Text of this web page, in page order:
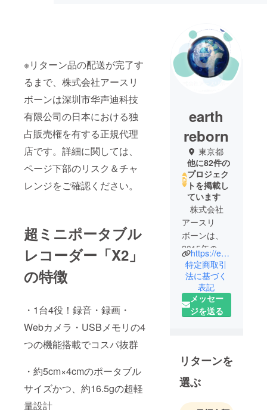
※リターン品の配送が完了す
るまで、株式会社アースリ
ボーンは深圳市华声迪科技
有限公司の日本における独
占販売権を有する正規代理
店です。詳細に関しては、
ページ下部のリスク＆チャ
レンジをご確認ください。
超ミニポータブル
レコーダー「X2」
の特徴
・1台4役！録音・録画・
Webカメラ・USBメモリの4
つの機能搭載でコスパ抜群
・約5cm×4cmのポータブル
サイズかつ、約16.5gの超軽
量設計
earth
reborn
東京都
他に82件の
プロジェク
トを掲載し
ています
株式会社
アースリ
ボーンは、
2015年の設
立以来、総
販売代理店
として、ス
マート
ウォッチ
グラス
「MEIZU」
、イヤホン
、ワイヤレ
https://earth-reborn.co.jp/
特定商取引
法に基づく
表記
メッセー
ジを送る
リターンを
選ぶ